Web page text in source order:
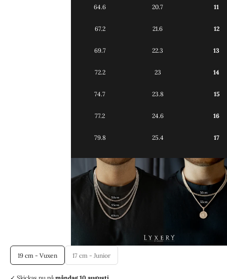
64.6 20.7 11
67.2 21.6 12
69.7 22.3 13
72.2 23 14
74.7 23.8 15
77.2 24.6 16
79.8 25.4 17
19 cm - Vuxen 17 cm - Junior